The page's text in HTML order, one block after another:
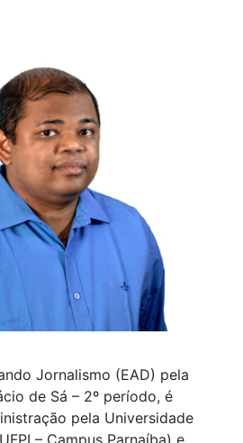
Jornalismo (EAD) pela
de Sá – 2º período, é
pela Universidade
– Campus Parnaíba) e